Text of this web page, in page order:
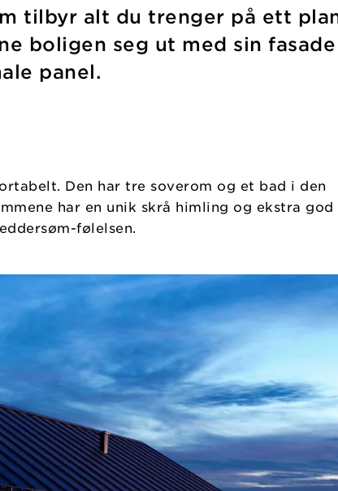
tilbyr alt du trenger på ett
boligen seg ut med sin fasade
panel.
Den har tre soverom og et bad i den
har en unik skrå himling og ekstra god
følelsen.